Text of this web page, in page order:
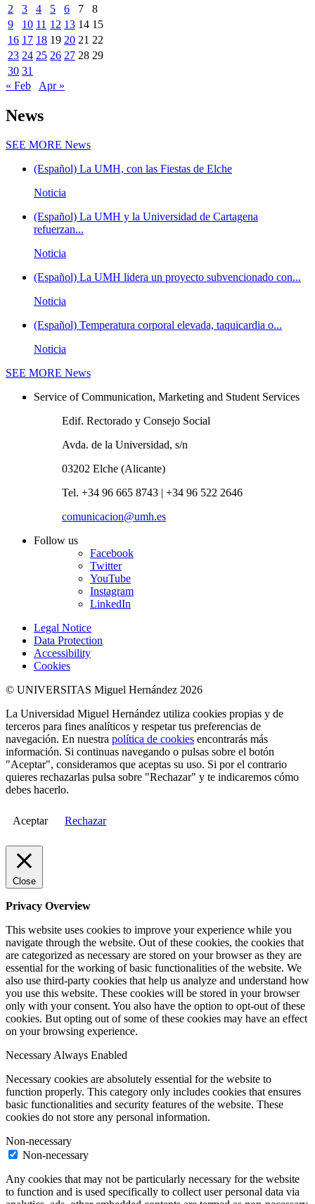
2
3 4 5 6 7
8
9
10 11 12 13 14 15
16 17 18 19 20 21 22
23 24 25 26 27 28 29
30 31
« Feb
Apr »
News
SEE MORE News
(Español) La UMH, con las Fiestas de Elche
Noticia
(Español) La UMH y la Universidad de Cartagena
refuerzan...
Noticia
(Español) La UMH lidera un proyecto subvencionado con...
Noticia
(Español) Temperatura corporal elevada, taquicardia o...
Noticia
SEE MORE News
Service of Communication, Marketing and Student Services
Edif. Rectorado y Consejo Social
Avda. de la Universidad, s/n
03202 Elche (Alicante)
Tel. +34 96 665 8743 | +34 96 522 2646
comunicacion@umh.es
Follow us
Facebook
Twitter
YouTube
Instagram
LinkedIn
Legal Notice
Data Protection
Accessibility
Cookies
© UNIVERSITAS Miguel Hernández 2026
La Universidad Miguel Hernández utiliza cookies propias y de
terceros para fines analíticos y respetar tus preferencias de
navegación. En nuestra política de cookies encontrarás más
información. Si continuas navegando o pulsas sobre el botón
"Aceptar", consideramos que aceptas su uso. Si por el contrario
quieres rechazarlas pulsa sobre "Rechazar" y te indicaremos cómo
debes hacerlo.
Aceptar Rechazar
Close
Privacy Overview
This website uses cookies to improve your experience while you
navigate through the website. Out of these cookies, the cookies that
are categorized as necessary are stored on your browser as they are
essential for the working of basic functionalities of the website. We
also use third-party cookies that help us analyze and understand how
you use this website. These cookies will be stored in your browser
only with your consent. You also have the option to opt-out of these
cookies. But opting out of some of these cookies may have an effect
on your browsing experience.
NecessaryAlways Enabled
Necessary cookies are absolutely essential for the website to
function properly. This category only includes cookies that ensures
basic functionalities and security features of the website. These
cookies do not store any personal information.
Non-necessary
Non-necessary
Any cookies that may not be particularly necessary for the website
to function and is used specifically to collect user personal data via